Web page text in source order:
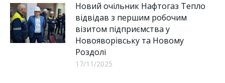
Новий очільник Нафтогаз Тепло
відвідав з першим робочим
візитом підприємства у
Новояворівську та Новому
Роздолі
17/11/2025